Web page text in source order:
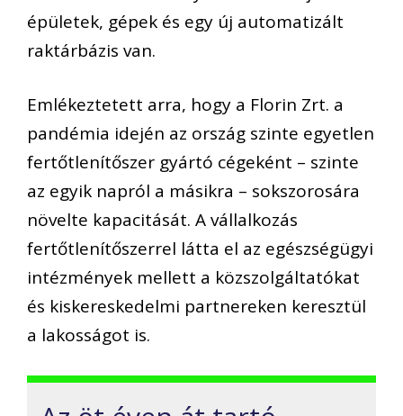
épületek, gépek és egy új automatizált
raktárbázis van.
Emlékeztetett arra, hogy a Florin Zrt. a
pandémia idején az ország szinte egyetlen
fertőtlenítőszer gyártó cégeként – szinte
az egyik napról a másikra – sokszorosára
növelte kapacitását. A vállalkozás
fertőtlenítőszerrel látta el az egészségügyi
intézmények mellett a közszolgáltatókat
és kiskereskedelmi partnereken keresztül
a lakosságot is.